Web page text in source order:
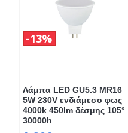
Λάμπα LED GU5.3 MR16
5W 230V ενδιάμεσο φως
4000k 450lm δέσμης 105°
30000h
13%